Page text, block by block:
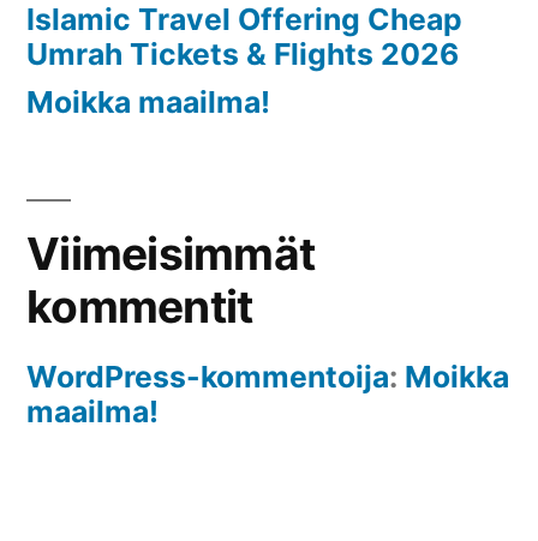
Islamic Travel Offering Cheap
Umrah Tickets & Flights 2026
Moikka maailma!
Viimeisimmät
kommentit
WordPress-kommentoija: Moikka
maailma!